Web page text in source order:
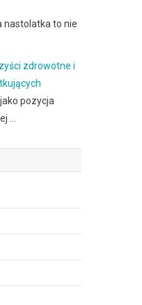
nastolatka to nie
zdrowotne i
pozycja
…